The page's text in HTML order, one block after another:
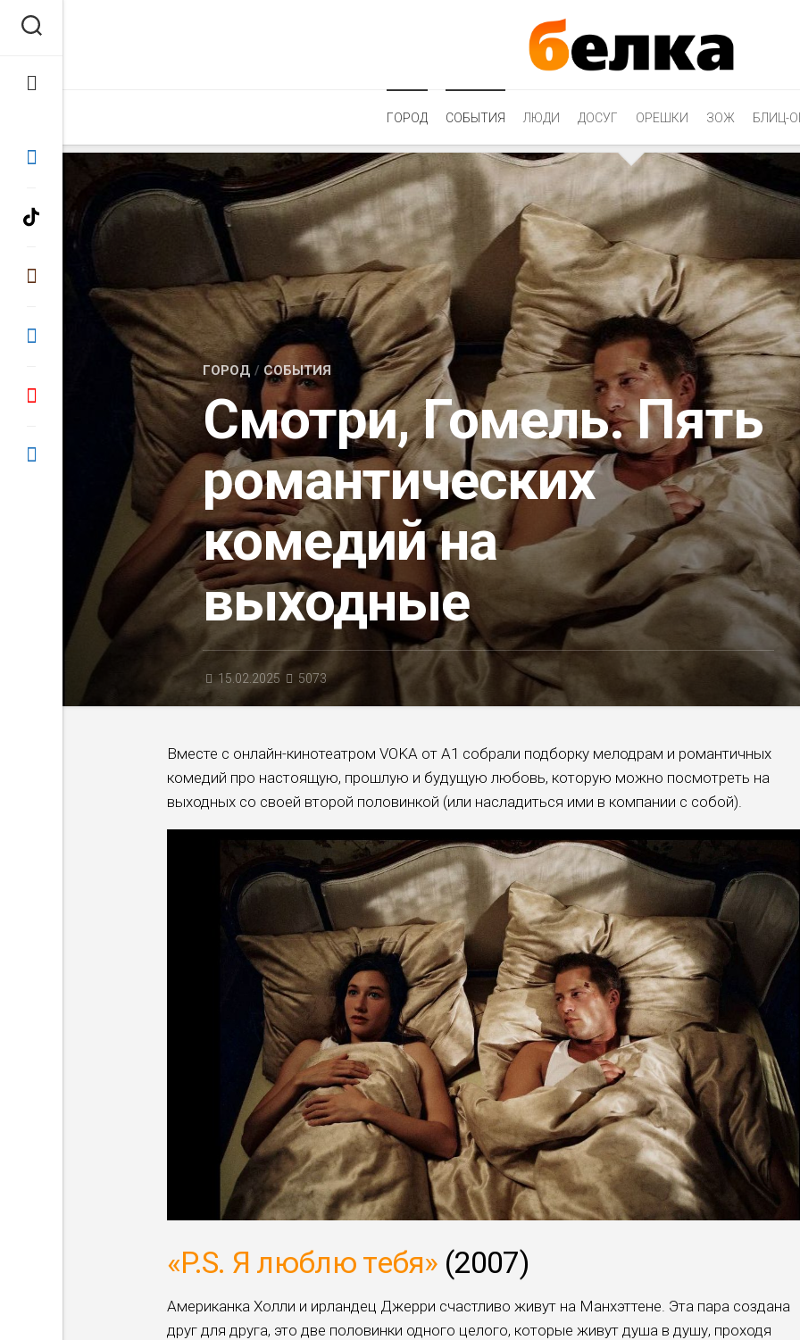
ГОРОД СОБЫТИЯ ЛЮДИ ДОСУГ ОРЕШКИ ЗОЖ БЛИЦ-
ГОРОД / СОБЫТИЯ
Смотри, Гомель. Пять
романтических
комедий на
выходные
15.02.2025 5073
Вместе с онлайн-кинотеатром VOKA от А1 собрали подборку мелодрам и романтичных
комедий про настоящую, прошлую и будущую любовь, которую можно посмотреть на
выходных со своей второй половинкой (или насладиться ими в компании с собой).
«P.S. Я люблю тебя» (2007)
Американка Холли и ирландец Джерри счастливо живут на Манхэттене. Эта пара создана
друг для друга, это две половинки одного целого, которые живут душа в душу, проходя